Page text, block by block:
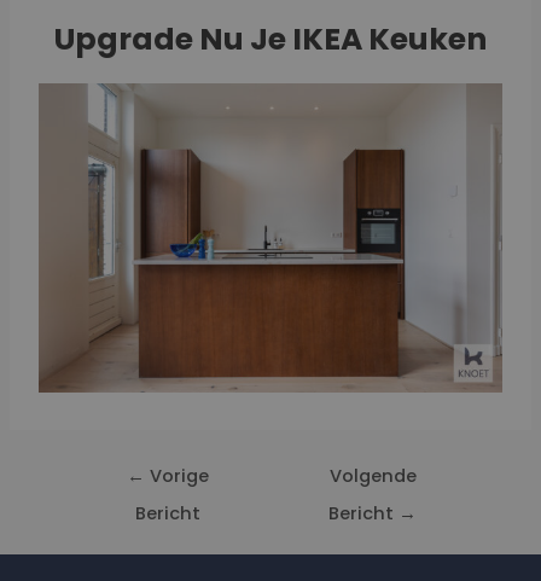
Upgrade Nu Je IKEA Keuken
← Vorige
Bericht
Volgende
Bericht →